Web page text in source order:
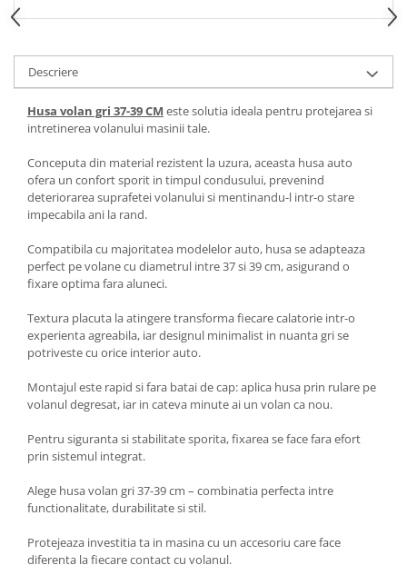
Spray Curatare Frane
Lubrifianti si Spray-uri de Curatare
Vopsitorie, Chituri si Adezivi
Articole Auto Sezoniere
Produse de Iarna
Produse de Vara
Blog
Descriere
Husa volan gri 37-39 CM este solutia ideala pentru protejarea si
intretinerea volanului masinii tale.
Conceputa din material rezistent la uzura, aceasta husa auto
ofera un confort sporit in timpul condusului, prevenind
deteriorarea suprafetei volanului si mentinandu-l intr-o stare
impecabila ani la rand.
Compatibila cu majoritatea modelelor auto, husa se adapteaza
perfect pe volane cu diametrul intre 37 si 39 cm, asigurand o
fixare optima fara aluneci.
Textura placuta la atingere transforma fiecare calatorie intr-o
experienta agreabila, iar designul minimalist in nuanta gri se
potriveste cu orice interior auto.
Montajul este rapid si fara batai de cap: aplica husa prin rulare pe
volanul degresat, iar in cateva minute ai un volan ca nou.
Pentru siguranta si stabilitate sporita, fixarea se face fara efort
prin sistemul integrat.
Alege husa volan gri 37-39 cm – combinatia perfecta intre
functionalitate, durabilitate si stil.
Protejeaza investitia ta in masina cu un accesoriu care face
diferenta la fiecare contact cu volanul.